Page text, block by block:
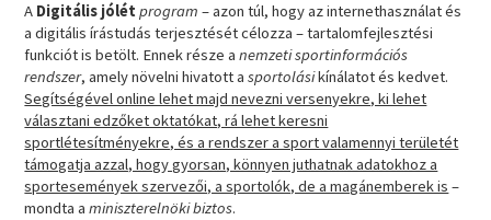
A Digitális jólét program – azon túl, hogy az internethasználat és
a digitális írástudás terjesztését célozza – tartalomfejlesztési
funkciót is betölt. Ennek része anemzeti sportinformációs
rendszer, amely növelni hivatott asportolásikínálatot és kedvet.
Segítségével online lehet majd nevezni versenyekre, ki lehet
választani edzőket oktatókat, rá lehet keresni
sportlétesítményekre, és a rendszer a sport valamennyi területét
támogatja azzal, hogy gyorsan, könnyen juthatnak adatokhoz a
sportesemények szervezői, a sportolók, de a magánemberek is –
mondta aminiszterelnöki biztos.